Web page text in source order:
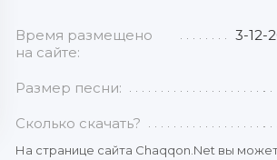
Время размещено
на сайте:
3-12-
Размер песни:
Сколько скачать?
На странице сайта Chaqqon.Net вы